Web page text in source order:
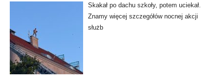
Skakał po dachu szkoły, potem uciekał.
Znamy więcej szczegółów nocnej akcji
służb